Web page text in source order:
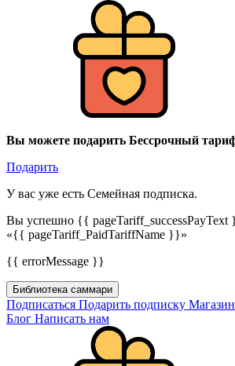
Вы можете подарить Бессрочный
Подарить
У вас уже есть Семейная подписка.
Вы успешно {{ pageTariff_successPayText
«{{ pageTariff_PaidTariffName }}»
{{ errorMessage }}
Библиотека саммари
Подписаться Подарить подписку
Блог Написать нам